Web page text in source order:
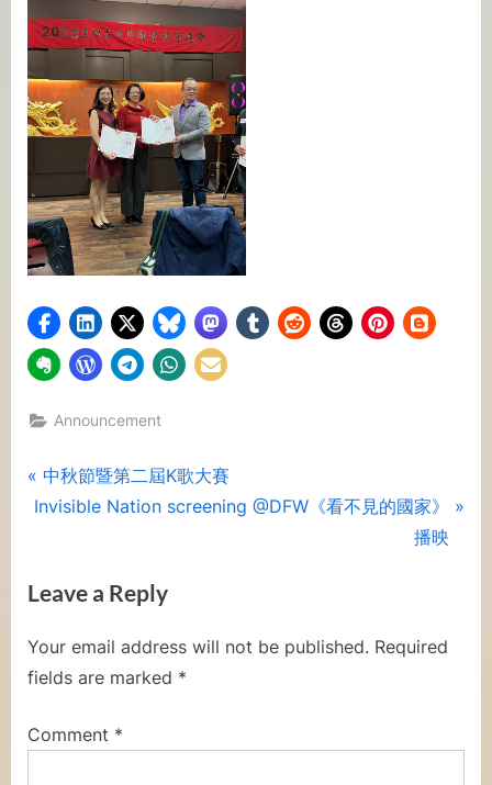
Announcement
Post
P
r
i
u
s
o
中秋節暨第二屆K歌大賽
N
t
o
s
:
Invisible Nation screening @DFW《看不見的國家》
播映
Leave a Reply
Your email address will not be published. Required
fields are marked *
Comment *